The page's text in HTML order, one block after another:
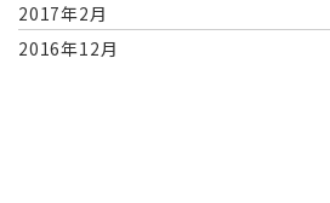
2017年2月
2016年12月